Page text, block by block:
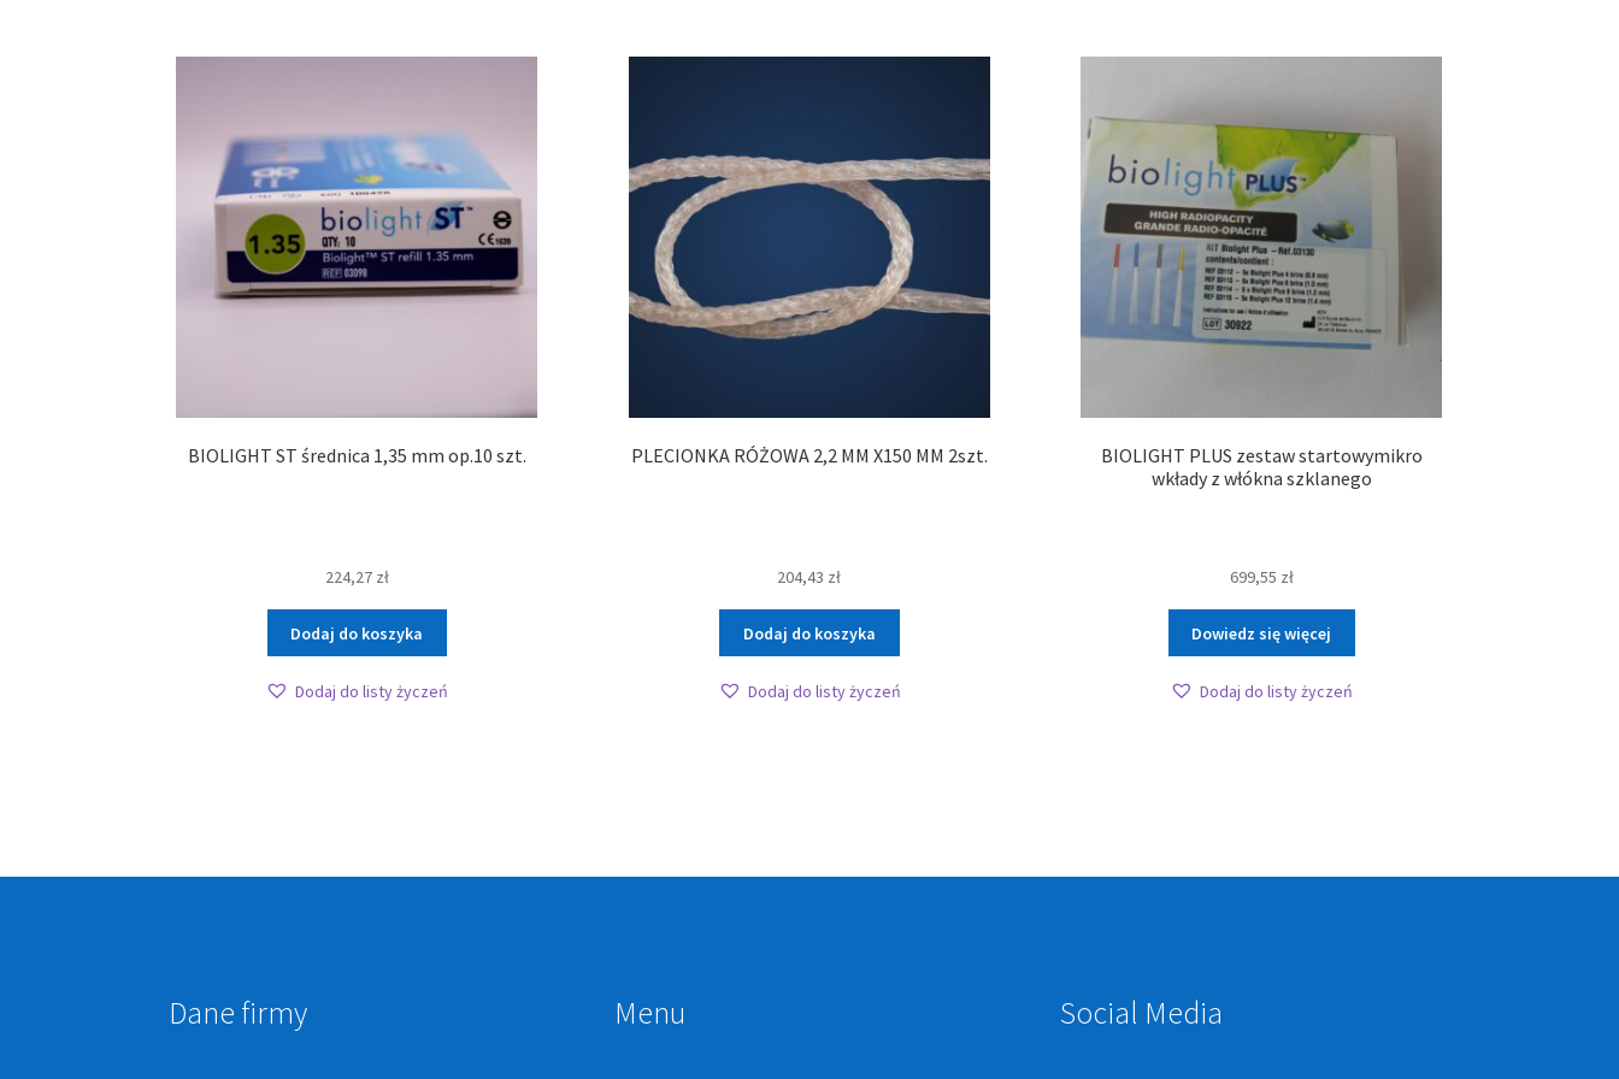
BIOLIGHT ST średnica 1,35 mm op.10 szt.
224,27 zł
Dodaj do koszyka
Dodaj do listy życzeń
PLECIONKA RÓŻOWA 2,2 MM X150 MM 2szt.
204,43 zł
Dodaj do koszyka
Dodaj do listy życzeń
BIOLIGHT PLUS zestaw startowymikro
wkłady z włókna szklanego
699,55 zł
Dowiedz się więcej
Dodaj do listy życzeń
Dane firmy Menu Social Media